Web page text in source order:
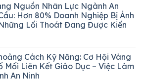
Nguồn Nhân Lực Ngành An
Hơn 80% Doanh Nghiệp Bị Ảnh
Lối Thoát Đang Được Kiến
Cách Kỹ Năng: Cơ Hội Vàng
Mối Liên Kết Giáo Dục – Việc Làm
An Ninh